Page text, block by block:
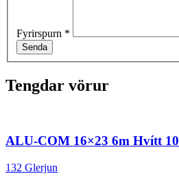
Fyrirspurn *
Senda
Tengdar vörur
ALU-COM 16×23 6m Hvítt 10
132 Glerjun